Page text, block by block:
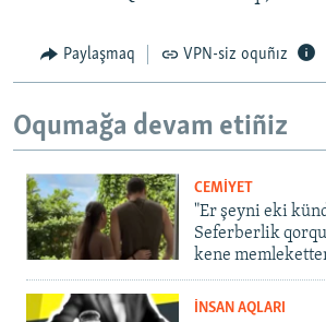
Paylaşmaq VPN-siz oquñız
Oqumağa devam etiñiz
CEMİYET
"Er şeyni eki
Seferberlik
kene
İNSAN AQLARI